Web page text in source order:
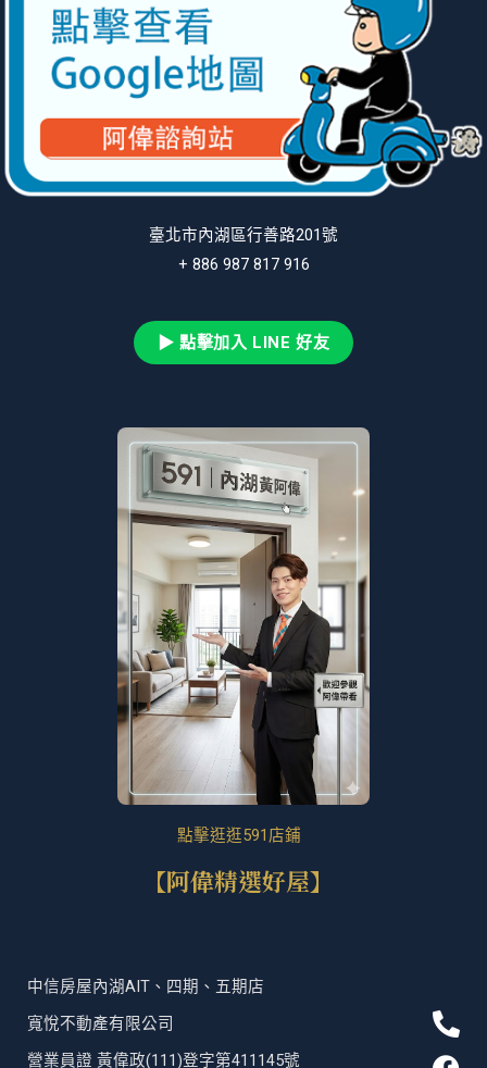
h
a
i
i
臺北市內湖區行善路201號
+ 886 987 817 916
▶ 點擊加入 LINE 好友
點擊逛逛591店鋪
【阿偉精選好屋】
中信房屋內湖AIT、四期、五期店
寬悅不動產有限公司
營業員證 黃偉政(111)登字第411145號